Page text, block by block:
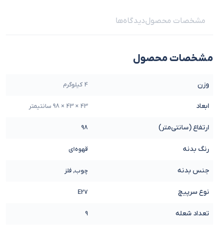
مشخصات محصولدیدگاه‌ها
مشخصات محصول
وزن 4 کیلوگرم
ابعاد 43 × 43 × 98 سانتیمتر
ارتفاع (سانتی‌متر) 98
رنگ بدنه قهوه‌ای
جنس بدنه چوب, فلز
نوع سرپیچ E27
تعداد شعله 9